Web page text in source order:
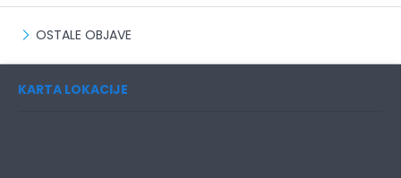
OSTALE OBJAVE
KARTA LOKACIJE